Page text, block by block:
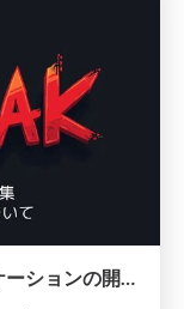
Jailbreak データセット収集アプリケーションの開発について